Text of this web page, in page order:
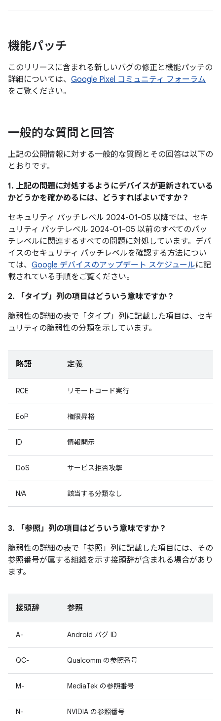
機能パッチ
このリリースに含まれる新しいバグの修正と機能パッチの
詳細については、 Google Pixel コミュニティ フォーラム
をご覧ください。
一般的な質問と回答
上記の公開情報に対する一般的な質問とその回答は以下の
とおりです。
1. 上記の問題に対処するようにデバイスが更新されている
かどうかを確かめるには、どうすればよいですか？
セキュリティ パッチレベル 2024-01-05 以降では、セキ
ュリティ パッチレベル 2024-01-05 以前のすべてのパッ
チレベルに関連するすべての問題に対処しています。デバ
イスのセキュリティ パッチレベルを確認する方法につい
ては、 Google デバイスのアップデート スケジュールに記
載されている手順をご覧ください。
2. 「タイプ」 列の項目はどういう意味ですか？
脆弱性の詳細の表で「タイプ」 列に記載した項目は、セキ
ュリティの脆弱性の分類を示しています。
略語 定義
RCE リモートコード実行
EoP 権限昇格
ID 情報開示
DoS サービス拒否攻撃
N/A 該当する分類なし
3. 「参照」 列の項目はどういう意味ですか？
脆弱性の詳細の表で「参照」 列に記載した項目には、その
参照番号が属する組織を示す接頭辞が含まれる場合があり
ます。
接頭辞 参照
A- Android バグ ID
QC- Qualcomm の参照番号
M- MediaTek の参照番号
N- NVIDIA の参照番号